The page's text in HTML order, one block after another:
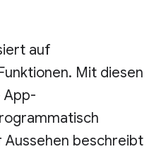
auf
Mit diesen
App-
Aussehen beschreibt